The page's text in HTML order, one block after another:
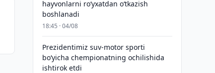
hayvonlarni ro‘yxatdan o‘tkazish
boshlanadi
18:45 · 04/08
Prezidentimiz suv-motor sporti
bo‘yicha chempionatning ochilishida
ishtirok etdi